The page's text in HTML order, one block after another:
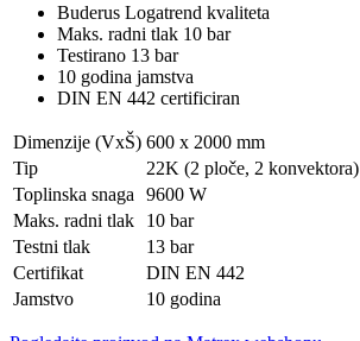
Buderus Logatrend kvaliteta
Maks. radni tlak 10 bar
Testirano 13 bar
10 godina jamstva
DIN EN 442 certificiran
Dimenzije (VxŠ) 600 x 2000 mm
Tip
22K (2 ploče, 2 konvektora)
Toplinska snaga
9600 W
Maks. radni tlak
10 bar
Testni tlak
13 bar
Certifikat
DIN EN 442
Jamstvo
10 godina